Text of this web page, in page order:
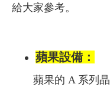
給大家參考。
蘋果設備：
蘋果的 A 系列晶